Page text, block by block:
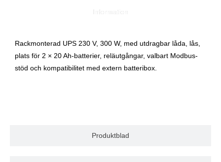
Produktblad
Rackmonterad UPS 230 V, 300 W, med utdragbar låda, lås,
plats för 2 × 20 Ah-batterier, reläutgångar, valbart Modbus-
stöd och kompatibilitet med extern batteribox.